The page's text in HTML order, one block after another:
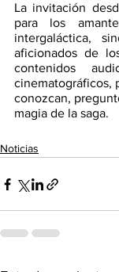
La invitación
para los
intergaláctica,
aficionados de
contenidos
cinematográficos,
conozcan,
magia de la saga.
Noticias